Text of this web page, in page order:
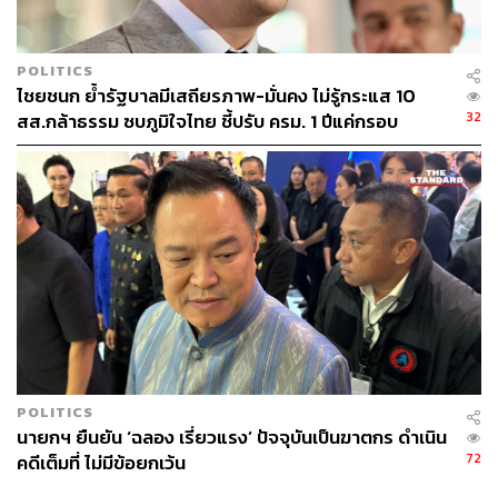
POLITICS
ไชยชนก ย้ำรัฐบาลมีเสถียรภาพ-มั่นคง ไม่รู้กระแส 10
สส.กล้าธรรม ซบภูมิใจไทย ชี้ปรับ ครม. 1 ปีแค่กรอบ
ประเมิน โยนนายกฯ ตัดสินใจ
32
POLITICS
นายกฯ ยืนยัน ‘ฉลอง เรี่ยวแรง’ ปัจจุบันเป็นฆาตกร ดำเนิน
คดีเต็มที่ ไม่มีข้อยกเว้น
72